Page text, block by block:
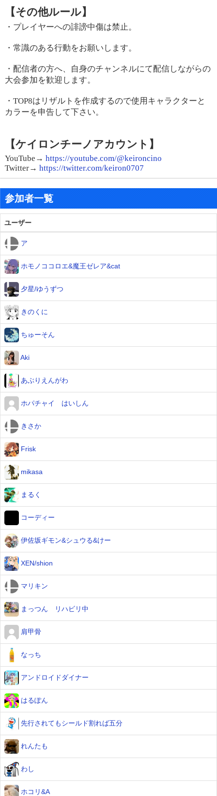
【その他ルール】
・プレイヤーへの誹謗中傷は禁止。
・常識のある行動をお願いします。
・配信者の方へ、自身のチャンネルにて配信しながらの
大会参加を歓迎します。
・ TOP8はリザルトを作成するので使用キャラクターと
カラーを申告して下さい。
【ケイロンチーノアカウント】
YouTube→ https://youtube.com/@keironcino
Twitter→ https://twitter.com/keiron0707
参加者一覧
ユーザー
ア
ホモノココロエ&魔王ゼレア&cat
夕星/ゆうずつ
きのくに
ちゅーそん
Aki
あぶりえんがわ
ホパチャイ はいしん
きさか
Frisk
mikasa
まるく
コーディー
伊佐坂ギモン&シュウる&けー
XEN/shion
マリキン
まっつん リハビリ中
肩甲骨
なっち
アンドロイドダイナー
はるぽん
先行されてもシールド割れば五分
れんたも
わし
ホコリ&A